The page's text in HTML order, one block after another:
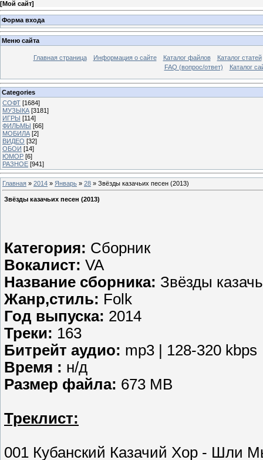
[Мой сайт]
Форма входа
Меню сайта
Главная страница Информация о сайте Каталог файлов
Каталог статей
FAQ (вопрос/ответ)
Каталог
Categories
СОФТ [1684]
МУЗЫКА [3181]
ИГРЫ [114]
ФИЛЬМЫ [66]
МОБИЛА [2]
ВИДЕО [32]
ОБОИ [14]
ЮМОР [6]
РАЗНОЕ [941]
Главная » 2014 » Январь » 28 » Звёзды казачьих песен (2013)
Звёзды казачьих песен (2013)
Категория: Сборник
Вокалист: VA
Название сборника: Звёзды
Жанр,стиль: Folk
Год выпуска: 2014
Треки: 163
Битрейт аудио: mp3 | 128-320 kbps
Время : н/д
Размер файла: 673 MB
Треклист:
001 Кубанский Казачий Хор - Шли